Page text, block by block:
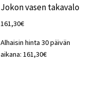
Jokon vasen takavalo
161,30€
Alhaisin hinta 30 päivän
aikana: 161,30€